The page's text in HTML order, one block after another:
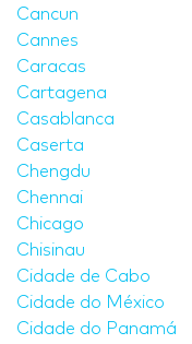
Cancun
Cannes
Caracas
Cartagena
Casablanca
Caserta
Chengdu
Chennai
Chicago
Chisinau
Cidade de Cabo
Cidade do México
Cidade do Panamá